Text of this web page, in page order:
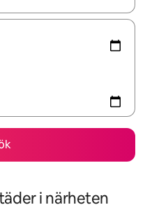
i närheten